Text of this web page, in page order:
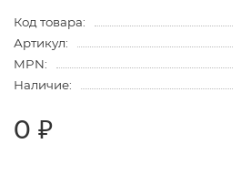
Код товара:
Артикул:
MPN:
Наличие:
0 ₽